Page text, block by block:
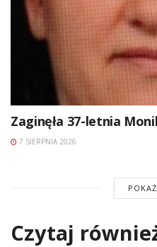
Zaginęła 37-letnia
7 SIERPNIA 2026
Czytaj